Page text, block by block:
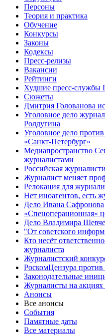
Персоны
Теория и практика
Обучение
Конкурсы
Законы
Кодексы
Пресс-релизы
Вакансии
Рейтинги
Худшие пресс-службы
Сюжеты
Дмитрия Голованова
Уголовное дело
Ролдугина
Уголовное дело против
«Санкт-Петербург»
Медиапространство
журналистами
Российская
Журналист меняет
Релокация для
Нет иноагентов, есть
Дело Ивана Сафронова
«Спецоперационная»
Дело Владимира
"От советского
Кто несёт
журналиста
Журналистский
РоскомЦензура
Законодательные
Журналисты на акциях
Анонсы
Все анонсы
События
Памятные даты
Все материалы